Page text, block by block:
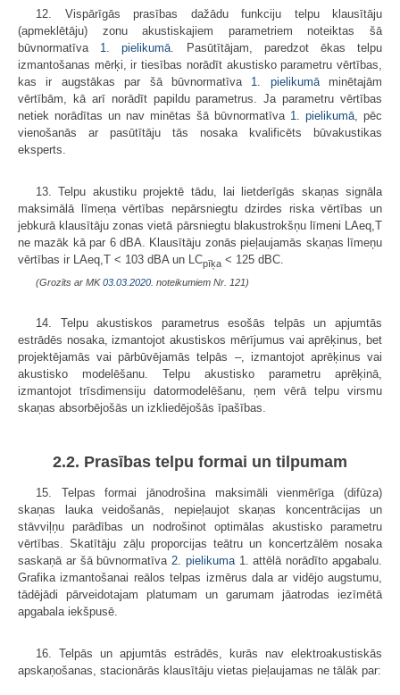
12. Vispārīgās prasības dažādu funkciju telpu klausītāju
(apmeklētāju) zonu akustiskajiem parametriem noteiktas šā
būvnormatīva 1. pielikumā. Pasūtītājam, paredzot ēkas telpu
izmantošanas mērķi, ir tiesības norādīt akustisko parametru vērtības,
kas ir augstākas par šā būvnormatīva 1. pielikumāminētajām
vērtībām, kā arī norādīt papildu parametrus. Ja parametru vērtības
netiek norādītas un nav minētas šā būvnormatīva 1. pielikumā, pēc
vienošanās ar pasūtītāju tās nosaka kvalificēts būvakustikas
eksperts.
13. Telpu akustiku projektē tādu, lai lietderīgās skaņas signāla
maksimālā līmeņa vērtības nepārsniegtu dzirdes riska vērtības un
jebkurā klausītāju zonas vietā pārsniegtu blakustrokšņu līmeni LAeq,T
ne mazāk kā par 6 dBA. Klausītāju zonās pieļaujamās skaņas līmeņu
vērtības ir LAeq,T < 103 dBA un LCpīķa < 125 dBC.
(Grozīts ar MK03.03.2020. noteikumiem Nr. 121)
14. Telpu akustiskos parametrus esošās telpās un apjumtās
estrādēs nosaka, izmantojot akustiskos mērījumus vai aprēķinus, bet
projektējamās vai pārbūvējamās telpās –, izmantojot aprēķinus vai
akustisko modelēšanu. Telpu akustisko parametru aprēķinā,
izmantojot trīsdimensiju datormodelēšanu, ņem vērā telpu virsmu
skaņas absorbējošās un izkliedējošās īpašības.
2.2. Prasības telpu formai un tilpumam
15. Telpas formai jānodrošina maksimāli vienmērīga (difūza)
skaņas lauka veidošanās, nepieļaujot skaņas koncentrācijas un
stāvviļņu parādības un nodrošinot optimālas akustisko parametru
vērtības. Skatītāju zāļu proporcijas teātru un koncertzālēm nosaka
saskaņā ar šā būvnormatīva 2. pielikuma1. attēlā norādīto apgabalu.
Grafika izmantošanai reālos telpas izmērus dala ar vidējo augstumu,
tādējādi pārveidotajam platumam un garumam jāatrodas iezīmētā
apgabala iekšpusē.
16. Telpās un apjumtās estrādēs, kurās nav elektroakustiskās
apskaņošanas, stacionārās klausītāju vietas pieļaujamas ne tālāk par: